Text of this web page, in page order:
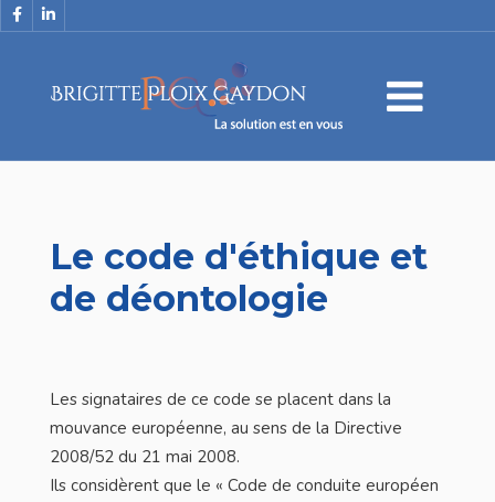
Le code d'éthique et
de déontologie
Les signataires de ce code se placent dans la
mouvance européenne, au sens de la Directive
2008/52 du 21 mai 2008.
Ils considèrent que le « Code de conduite européen